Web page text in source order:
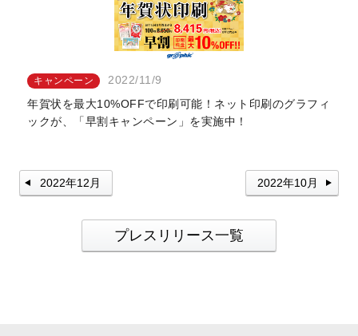
キャンペーン
2022/11/9
年賀状を最大10%OFFで印刷可能！ネット印刷のグラフィ
ックが、「早割キャンペーン」を実施中！
2022年12月 2022年10月
プレスリリース一覧